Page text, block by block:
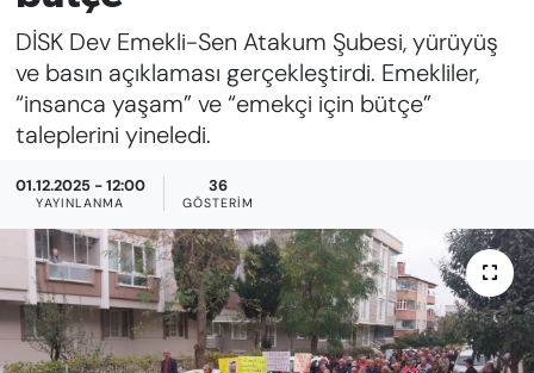
DİSK Dev Emekli-Sen Atakum Şubesi, yürüyüş
ve basın açıklaması gerçekleştirdi. Emekliler,
“insanca yaşam” ve “emekçi için bütçe”
taleplerini yineledi.
01.12.2025 - 12:00
YAYINLANMA
36
GÖSTERIM
FAYDALI BİLGİLER
GÜNDEM
EĞİTİM
KADIN
SAĞLIK
SPOR
Tüm Manşetler
Son Dakika Haberleri
Haber Arşivi